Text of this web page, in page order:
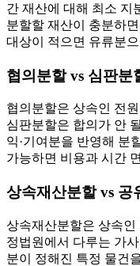
간 재산에 대해 최소 지
분할할 재산이 충분하
대상이 적으면 유류분
협의분할 vs 심판분
협의분할은 상속인 전
심판분할은 합의가 안
익·기여분을 반영해 분
가능하면 비용과 시간
상속재산분할 vs 공
상속재산분할은 상속
정법원에서 다루는 가
분이 정해진 특정 물건